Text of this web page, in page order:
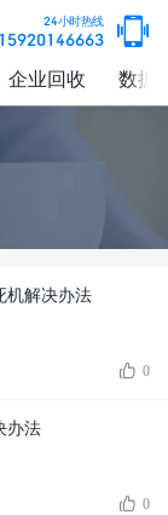
24小时热线
15920146663 
企业回收 数据
机解决办法
 0
办法
 0